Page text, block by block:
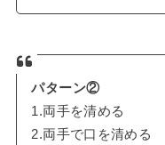
パターン②
1.両手を清める
2.両手で口を清める